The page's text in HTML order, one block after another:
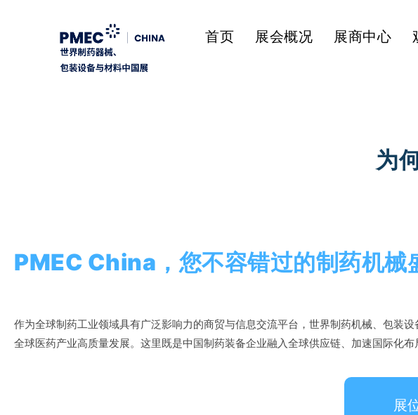
首页 展会概况 展商中心
为
PMEC China，您不容错过的制药机械
作为全球制药工业领域具有广泛影响力的商贸与信息交流平台，世界制药机械、包装
全球医药产业高质量发展。这里既是中国制药装备企业融入全球供应链、加速国际化
展